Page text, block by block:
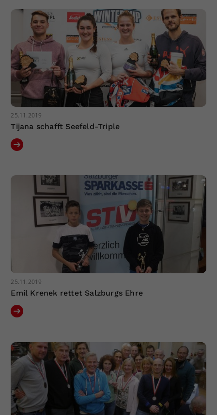
25.11.2019
Tijana schafft Seefeld-Triple
25.11.2019
Emil Krenek rettet Salzburgs Ehre
Zweck
Dieser Wert speichert Ihre Consent-
Einstellungen. Unter anderem eine
zufällig generierte ID, für die
historische Speicherung Ihrer
vorgenommen Einstellungen, falls der
Webseiten-Betreiber dies eingestellt
hat.